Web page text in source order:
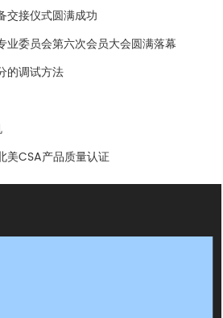
交接仪式圆满成功
业委员会第六次会员大会圆满落幕
的调试方法
美CSA产品质量认证